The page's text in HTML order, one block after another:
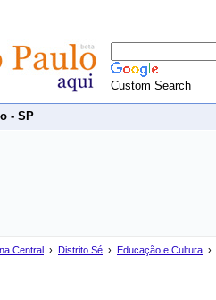
Custom Search
- SP
Central › Distrito Sé › Educação e Cultura ›